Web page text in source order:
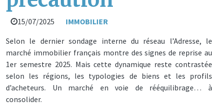
15/07/2025
IMMOBILIER
Selon le dernier sondage interne du réseau l’Adresse, le
marché immobilier français montre des signes de reprise au
1er semestre 2025. Mais cette dynamique reste contrastée
selon les régions, les typologies de biens et les profils
d’acheteurs. Un marché en voie de rééquilibrage… à
consolider.